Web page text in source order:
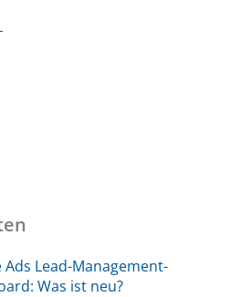
Ads Lead-Management-
Was ist neu?